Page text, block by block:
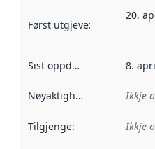
Først utgjeve: Denne
20.
Sist oppdatert 8.
Nøyaktigheit Ikkje
Tilgjenge: Ikkje